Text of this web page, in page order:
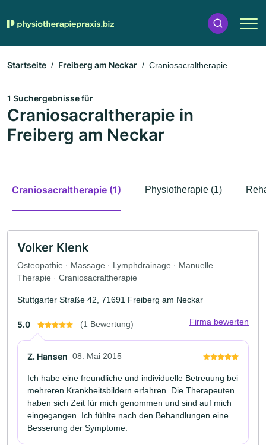
Startseite Freiberg am Neckar Craniosacraltherapie
1 Suchergebnisse für
Craniosacraltherapie in
Freiberg am Neckar
Craniosacraltherapie (1) Physiotherapie (1)
Volker Klenk
Osteopathie · Massage · Lymphdrainage · Manuelle
Therapie · Craniosacraltherapie
Stuttgarter Straße 42, 71691 Freiberg am Neckar
5.0 (1 Bewertung) Firma bewerten
Z. Hansen 08. Mai 2015
Ich habe eine freundliche und individuelle Betreuung bei
mehreren Krankheitsbildern erfahren. Die Therapeuten
haben sich Zeit für mich genommen und sind auf mich
eingegangen. Ich fühlte nach den Behandlungen eine
Besserung der Symptome.